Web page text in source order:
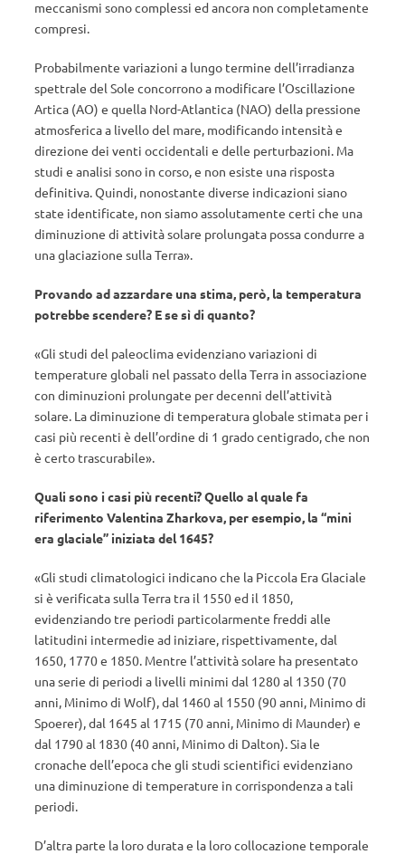
meccanismi sono complessi ed ancora non completamente
compresi.
Probabilmente variazioni a lungo termine dell’irradianza
spettrale del Sole concorrono a modificare l’Oscillazione
Artica (AO) e quella Nord-Atlantica (NAO) della pressione
atmosferica a livello del mare, modificando intensità e
direzione dei venti occidentali e delle perturbazioni. Ma
studi e analisi sono in corso, e non esiste una risposta
definitiva. Quindi, nonostante diverse indicazioni siano
state identificate, non siamo assolutamente certi che una
diminuzione di attività solare prolungata possa condurre a
una glaciazione sulla Terra».
Provando ad azzardare una stima, però, la temperatura
potrebbe scendere? E se sì di quanto?
«Gli studi del paleoclima evidenziano variazioni di
temperature globali nel passato della Terra in associazione
con diminuzioni prolungate per decenni dell’attività
solare. La diminuzione di temperatura globale stimata per i
casi più recenti è dell’ordine di 1 grado centigrado, che non
è certo trascurabile».
Quali sono i casi più recenti? Quello al quale fa
riferimento Valentina Zharkova, per esempio, la “mini
era glaciale” iniziata del 1645?
«Gli studi climatologici indicano che la Piccola Era Glaciale
si è verificata sulla Terra tra il 1550 ed il 1850,
evidenziando tre periodi particolarmente freddi alle
latitudini intermedie ad iniziare, rispettivamente, dal
1650, 1770 e 1850. Mentre l’attività solare ha presentato
una serie di periodi a livelli minimi dal 1280 al 1350 (70
anni, Minimo di Wolf), dal 1460 al 1550 (90 anni, Minimo di
Spoerer), dal 1645 al 1715 (70 anni, Minimo di Maunder) e
dal 1790 al 1830 (40 anni, Minimo di Dalton). Sia le
cronache dell’epoca che gli studi scientifici evidenziano
una diminuzione di temperature in corrispondenza a tali
periodi.
D’altra parte la loro durata e la loro collocazione temporale